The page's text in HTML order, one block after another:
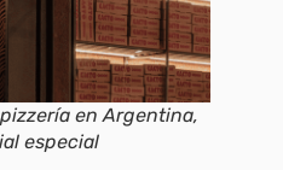
en Argentina,
especial